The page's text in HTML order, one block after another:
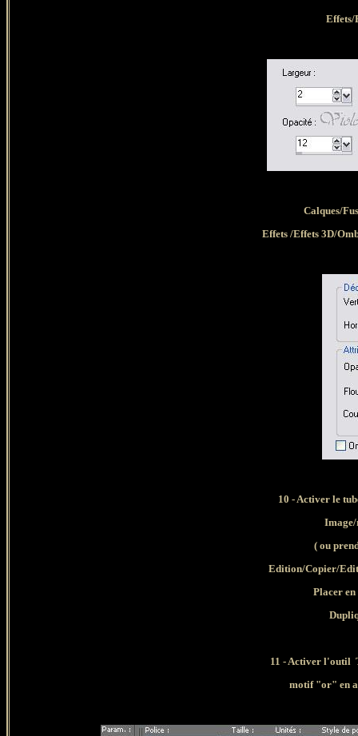
Effets/
Calques/
Effets /Effets 3D/
10 - Activer le
( ou
Edition/Copier/
Placer
11 - Activer l'outil
motif "or" en